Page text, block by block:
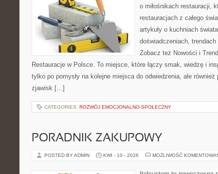
o miłośnikach restauracji,
restauracjach z całego
artykuły o kuchniach
doświadczeniach,
Zobacz też Nowości i
Restauracje w Polsce. To miejsce, które łączy smak, wiedzę i
tylko po pomysły na kolejne miejsca do odwiedzenia, ale
zjawisk […]
CATEGORIES: ROZWÓJ EMOCJONALNO-SPOŁECZNY
PORADNIK ZAKUPOWY
POSTED BY ADMIN KWI - 10 - 2026 MOŻLIWOŚĆ